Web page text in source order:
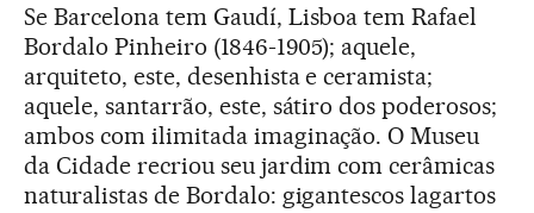
Se Barcelona tem Gaudí, Lisboa tem Rafael
Bordalo Pinheiro (1846-1905); aquele,
arquiteto, este, desenhista e ceramista;
aquele, santarrão, este, sátiro dos poderosos;
ambos com ilimitada imaginação. O Museu
da Cidade recriou seu jardim com cerâmicas
naturalistas de Bordalo: gigantescos lagartos